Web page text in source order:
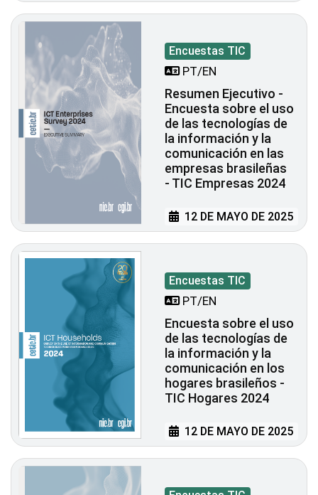
Encuestas TIC
PT/EN
Resumen Ejecutivo -
Encuesta sobre el uso
de las tecnologías de
la información y la
comunicación en las
empresas brasileñas
- TIC Empresas 2024
12 DE MAYO DE 2025
Encuestas TIC
PT/EN
Encuesta sobre el uso
de las tecnologías de
la información y la
comunicación en los
hogares brasileños -
TIC Hogares 2024
12 DE MAYO DE 2025